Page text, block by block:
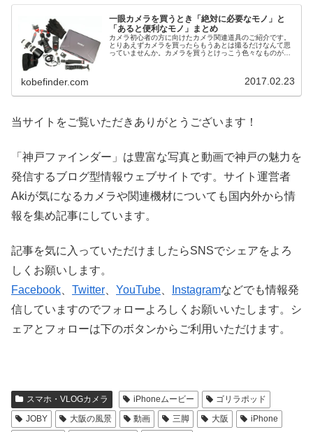
一眼カメラを買うとき「絶対に必要なモノ」と
「あると便利なモノ」まとめ
カメラ初心者の方に向けたカメラ関連道具のご紹介です。
とりあえずカメラを買ったらもうあとは撮るだけなんて思
っていませんか。カメラを買うとけっこう色々なものが必
kobefinder.com 2017.02.23
当サイトをご覧いただきありがとうございます！
「神戸ファインダー」は豊富な写真と動画で神戸の魅力を
発信するブログ型情報ウェブサイトです。サイト運営者
Akiが気になるカメラや関連機材についても国内外から情
報を集め記事にしています。
記事を気に入っていただけましたらSNSでシェアをよろ
しくお願いします。
Facebook
Twitter YouTube Instagramなどでも情報発
信していますのでフォローよろしくお願いいたします。シ
ェアとフォローは下のボタンからご利用いただけます。
スマホ・VLOGカメラ iPhoneムービー
ゴリラポッド
JOBY
大阪の風景 動画 三脚 大阪
iPhone